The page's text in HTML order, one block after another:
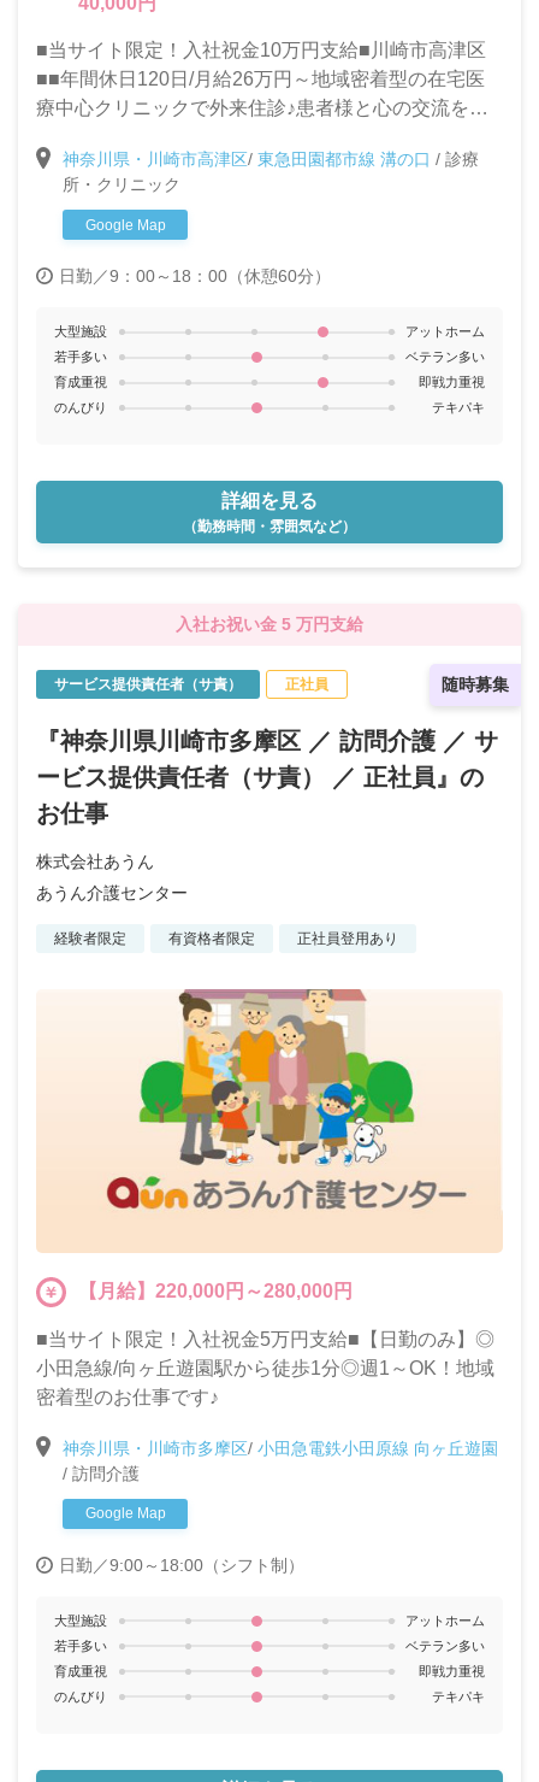
■当サイト限定！入社祝金10万円支給■川崎市高津区
■■年間休日120日/月給26万円～地域密着型の在宅医
療中心クリニックで外来住診♪患者様と心の交流を大
神奈川県・川崎市高津区/ 東急田園都市線 溝の口 / 診療
所・クリニック
Google Map
日勤／9：00～18：00（休憩60分）
大型施設
アットホーム
若手多い
ベテラン多い
育成重視
即戦力重視
のんびり
テキパキ
詳細を見る
（勤務時間・雰囲気など）
入社お祝い金 5 万円支給
随時募集
サービス提供責任者（サ責） 正社員
『神奈川県川崎市多摩区 ／ 訪問介護 ／ サ
ービス提供責任者（サ責） ／ 正社員』の
お仕事
株式会社あうん
あうん介護センター
経験者限定 有資格者限定 正社員登用あり
【月給】220,000円～280,000円
■当サイト限定！入社祝金5万円支給■【日勤のみ】◎
小田急線/向ヶ丘遊園駅から徒歩1分◎週1～OK！地域
密着型のお仕事です♪
神奈川県・川崎市多摩区/ 小田急電鉄小田原線 向ヶ丘遊園
/ 訪問介護
Google Map
日勤／9:00～18:00（シフト制）
大型施設
アットホーム
若手多い
ベテラン多い
育成重視
即戦力重視
のんびり
テキパキ